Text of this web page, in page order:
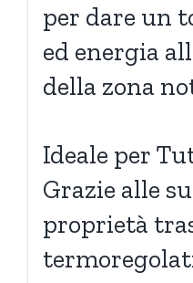
per dare un
ed energia
della zona
Ideale per
Grazie alle
proprietà